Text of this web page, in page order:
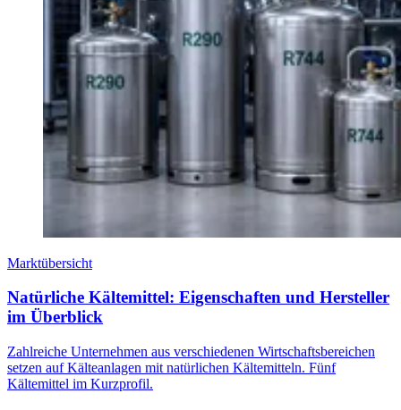
Marktübersicht
Natürliche Kältemittel: Eigenschaften und Hersteller
im Überblick
Zahlreiche Unternehmen aus verschiedenen Wirtschaftsbereichen
setzen auf Kälteanlagen mit natürlichen Kältemitteln. Fünf
Kältemittel im Kurzprofil.